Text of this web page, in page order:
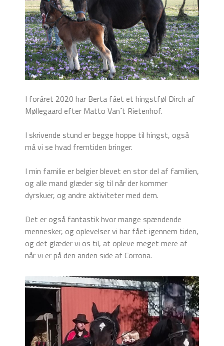
I foråret 2020 har Berta fået et hingstføl Dirch af
Møllegaard efter Matto Van´t Rietenhof.
I skrivende stund er begge hoppe til hingst, også
må vi se hvad fremtiden bringer.
I min familie er belgier blevet en stor del af familien,
og alle mand glæder sig til når der kommer
dyrskuer, og andre aktiviteter med dem.
Det er også fantastik hvor mange spændende
mennesker, og oplevelser vi har fået igennem tiden,
og det glæder vi os til, at opleve meget mere af
når vi er på den anden side af Corrona.